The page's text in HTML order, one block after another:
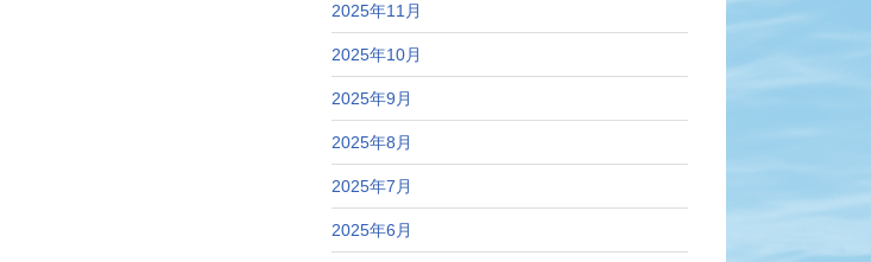
2025年11月
2025年10月
2025年9月
2025年8月
2025年7月
2025年6月